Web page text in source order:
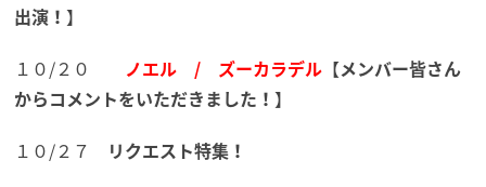
出演！】
１０/２０
ノエル / ズーカラデル 【メンバー皆さん
からコメントをいただきました！】
１０/２７
リクエスト特集！